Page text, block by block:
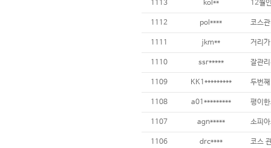
1113 kol**
1112 pol**** 코스
1111 jkm**
1110 ssr*****
1109 KK1*********
1108 a01*********
1107 agn*****
1106 drc****